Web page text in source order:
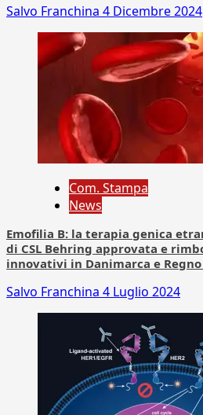
Salvo Franchina 4 Dicembre 2024
Com. Stampa
News
Emofilia B: la terapia genica
di CSL Behring approvata e
innovativi in Danimarca e
Salvo Franchina 4 Luglio 2024